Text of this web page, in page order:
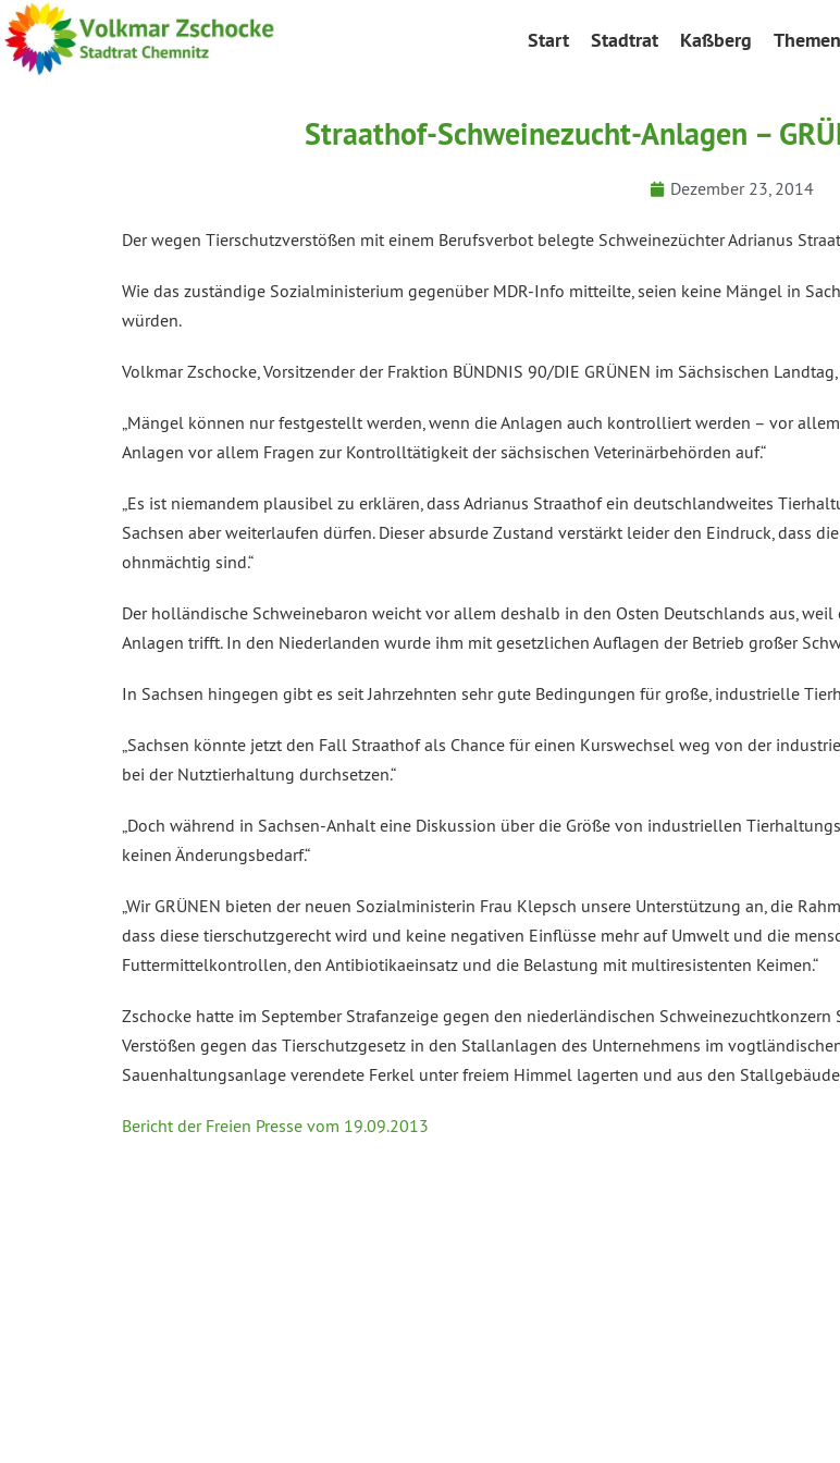
Start Stadtrat Kaßberg Themen
Straathof-Schweinezucht-Anlagen –
Dezember 23, 2014
Der wegen Tierschutzverstößen mit einem Berufsverbot belegte Schweinezüchter Adrianus
Wie das zuständige Sozialministerium gegenüber MDR-Info mitteilte, seien keine Mängel in
würden.
Volkmar Zschocke, Vorsitzender der Fraktion BÜNDNIS 90/DIE GRÜNEN im Sächsischen
„Mängel können nur festgestellt werden, wenn die Anlagen auch kontrolliert werden – vor
Anlagen vor allem Fragen zur Kontrolltätigkeit der sächsischen Veterinärbehörden auf.“
„Es ist niemandem plausibel zu erklären, dass Adrianus Straathof ein deutschlandweites
Sachsen aber weiterlaufen dürfen. Dieser absurde Zustand verstärkt leider den Eindruck, dass
ohnmächtig sind.“
Der holländische Schweinebaron weicht vor allem deshalb in den Osten Deutschlands aus,
Anlagen trifft. In den Niederlanden wurde ihm mit gesetzlichen Auflagen der Betrieb großer
In Sachsen hingegen gibt es seit Jahrzehnten sehr gute Bedingungen für große, industrielle
„Sachsen könnte jetzt den Fall Straathof als Chance für einen Kurswechsel weg von der
bei der Nutztierhaltung durchsetzen.“
„Doch während in Sachsen-Anhalt eine Diskussion über die Größe von industriellen
keinen Änderungsbedarf.“
„Wir GRÜNEN bieten der neuen Sozialministerin Frau Klepsch unsere Unterstützung an, die
dass diese tierschutzgerecht wird und keine negativen Einflüsse mehr auf Umwelt und die
Futtermittelkontrollen, den Antibiotikaeinsatz und die Belastung mit multiresistenten Keimen.“
Zschocke hatte im September Strafanzeige gegen den niederländischen
Verstößen gegen das Tierschutzgesetz in den Stallanlagen des Unternehmens im
Sauenhaltungsanlage verendete Ferkel unter freiem Himmel lagerten und aus den
Bericht der Freien Presse vom 19.09.2013